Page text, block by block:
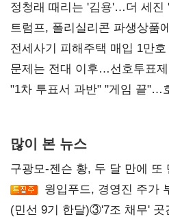
정청래 때리는 '김용'…더 세진
트럼프, 폴리실리콘 파생상품
재건"
전세사기 피해주택 매입 1만
4만278명
문제는 전대 이후…선호투표
불복'
"1차 투표서 과반" "게임 끝"…
많이 본 뉴스
구광모-젠슨 황, 두 달 만에 또
윙입푸드, 경영진 주가
(민선 9기 한달)③'7조 채무'